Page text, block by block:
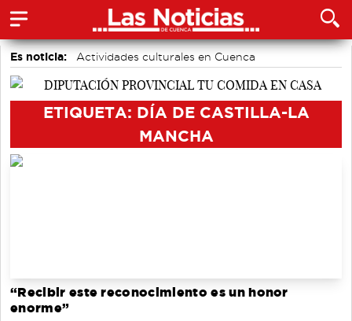
Es noticia:
Actividades culturales en Cuenca
Medio Ambiente
ETIQUETA: DÍA DE CASTILLA-LA
MANCHA
“Recibir este reconocimiento es un honor
enorme”